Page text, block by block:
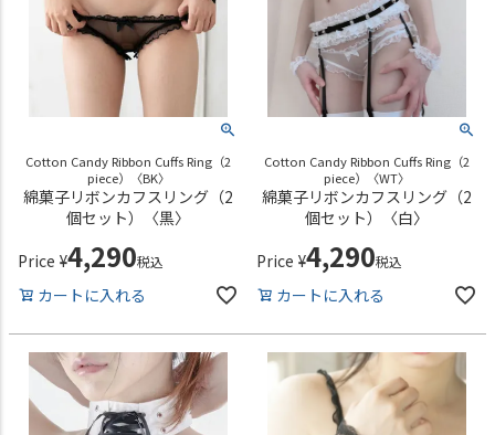
Cotton Candy Ribbon Cuffs Ring（2
piece）〈BK〉
綿菓子リボンカフスリング（2
個セット）〈黒〉
Price ¥4,290税込
カートに入れる
Cotton Candy Ribbon Cuffs Ring（2
piece）〈WT〉
綿菓子リボンカフスリング（2
個セット）〈白〉
Price ¥4,290税込
カートに入れる